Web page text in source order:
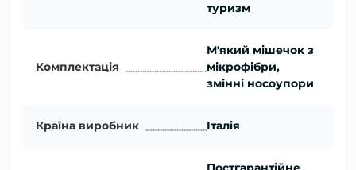
туризм
Комплектація
М'який мішечок з
мікрофібри,
змінні носоупори
Країна виробник Італія